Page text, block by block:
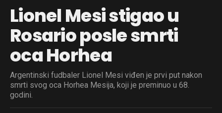
Lionel Mesi stigao u
Rosario posle smrti
oca Horhea
Argentinski fudbaler Lionel Mesi viđen je prvi put nakon
smrti svog oca Horhea Mesija, koji je preminuo u 68.
godini.